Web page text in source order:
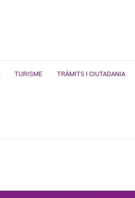
TURISME TRÀMITS I CIUTADANIA